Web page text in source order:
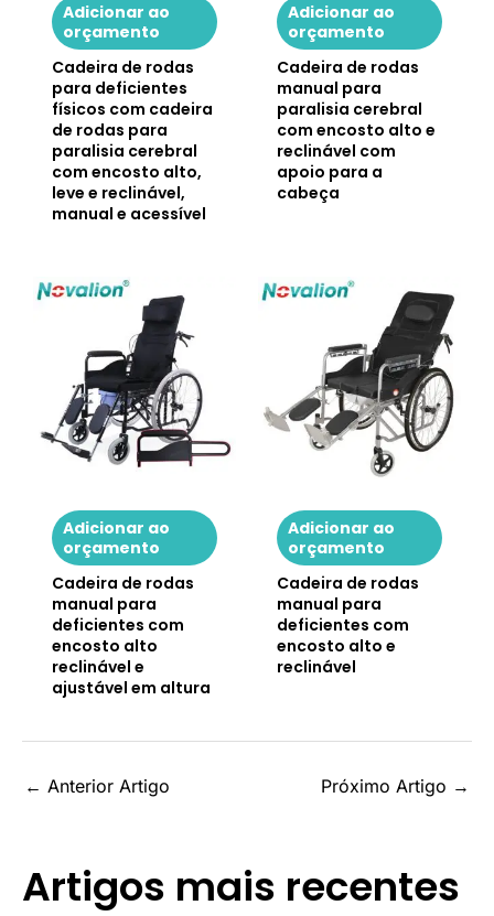
Artigos mais recentes
Adicionar ao
orçamento
Cadeira de rodas
para deficientes
físicos com cadeira
de rodas para
paralisia cerebral
com encosto alto,
leve e reclinável,
manual e acessível
Adicionar ao
orçamento
Cadeira de rodas
manual para
paralisia cerebral
com encosto alto e
reclinável com
apoio para a
cabeça
Adicionar ao
orçamento
Cadeira de rodas
manual para
deficientes com
encosto alto
reclinável e
ajustável em altura
Adicionar ao
orçamento
Cadeira de rodas
manual para
deficientes com
encosto alto e
reclinável
← Anterior Artigo Próximo Artigo →